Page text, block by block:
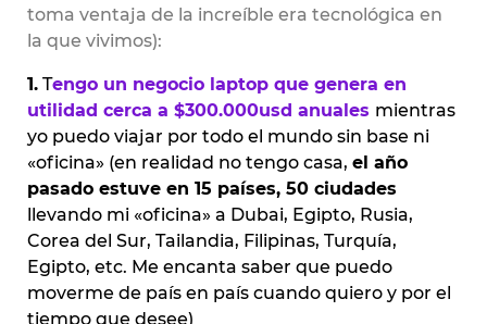
toma ventaja de la increíble era tecnológica en
la que vivimos):
1. Tengo un negocio laptop que genera en
utilidad cerca a $300.000usd anuales mientras
yo puedo viajar por todo el mundo sin base ni
«oficina» (en realidad no tengo casa, el año
pasado estuve en 15 países, 50 ciudades
llevando mi «oficina» a Dubai, Egipto, Rusia,
Corea del Sur, Tailandia, Filipinas, Turquía,
Egipto, etc. Me encanta saber que puedo
moverme de país en país cuando quiero y por el
tiempo que desee)